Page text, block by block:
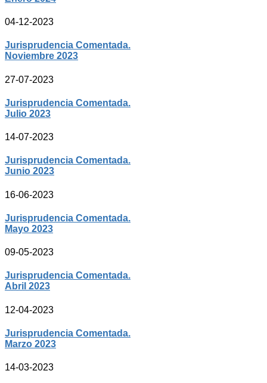
04-12-2023
Jurisprudencia Comentada.
Noviembre 2023
27-07-2023
Jurisprudencia Comentada.
Julio 2023
14-07-2023
Jurisprudencia Comentada.
Junio 2023
16-06-2023
Jurisprudencia Comentada.
Mayo 2023
09-05-2023
Jurisprudencia Comentada.
Abril 2023
12-04-2023
Jurisprudencia Comentada.
Marzo 2023
14-03-2023